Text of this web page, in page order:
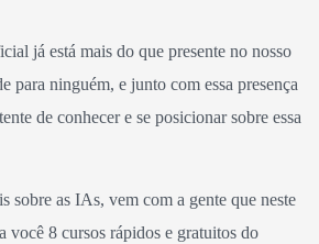
já está mais do que presente no nosso
para ninguém, e junto com essa presença
de conhecer e se posicionar sobre essa
sobre as IAs, vem com a gente que neste
você 8 cursos rápidos e gratuitos do